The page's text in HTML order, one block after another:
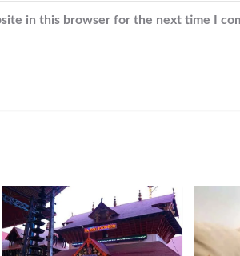
in this browser for the next time I